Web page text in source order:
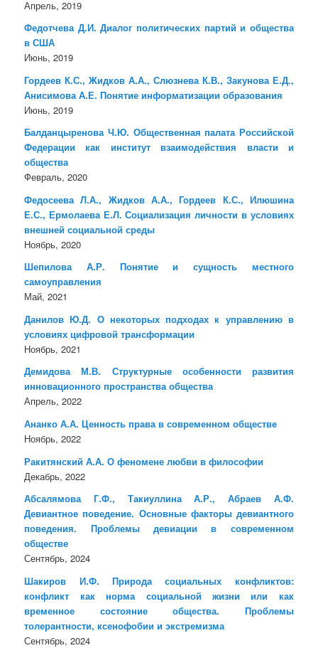
Апрель, 2019
Федотчева Д.И. Диалог политических партий и общества
в США
Июнь, 2019
Гордеев К.С., Жидков А.А., Слюзнева К.В., Закунова Е.Д.,
Анисимова А.Е. Понятие информатизации образования
Июнь, 2019
Балданцыренова Ч.Ю. Общественная палата Российской
Федерации как институт взаимодействия власти и
общества
Февраль, 2020
Федосеева Л.А., Жидков А.А., Гордеев К.С., Илюшина
Е.С., Ермолаева Е.Л. Социализация личности в условиях
внешней социальной среды
Ноябрь, 2020
Шепилова А.Р. Понятие и сущность местного
самоуправления
Май, 2021
Данилов Ю.Д. О некоторых подходах к управлению в
условиях цифровой трансформации
Ноябрь, 2021
Демидова М.В. Структурные особенности развития
инновационного пространства общества
Апрель, 2022
Ананко А.А. Ценность права в современном обществе
Ноябрь, 2022
Ракитянский А.А. О феномене любви в философии
Декабрь, 2022
Абсалямова Г.Ф., Такиуллина А.Р., Абраев А.Ф.
Девиантное поведение. Основные факторы девиантного
поведения. Проблемы девиации в современном
обществе
Сентябрь, 2024
Шакиров И.Ф. Природа социальных конфликтов:
конфликт как норма социальной жизни или как
временное состояние общества. Проблемы
толерантности, ксенофобии и экстремизма
Сентябрь, 2024